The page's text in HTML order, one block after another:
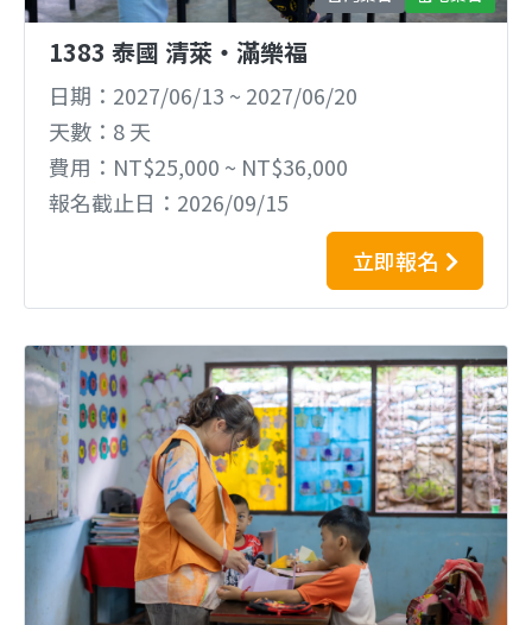
1383 泰國 清萊‧滿樂福
日期 2027/06/13 ~ 2027/06/20
天數
8 天
費用
NT$25,000 ~ NT$36,000
報名截止日
2026/09/15
立即報名